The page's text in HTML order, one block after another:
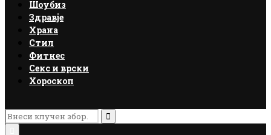
Шоубиз
Здравје
Храна
Стил
Фитнес
Секс и врски
Хороскоп
Search
for:
Search